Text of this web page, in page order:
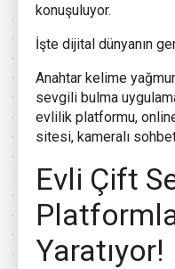
konuşuluyor.
İşte dijital dünyanın
Anahtar kelime
sevgili bulma
evlilik platformu,
sitesi, kameralı
Evli Çift
Yaratıyor!